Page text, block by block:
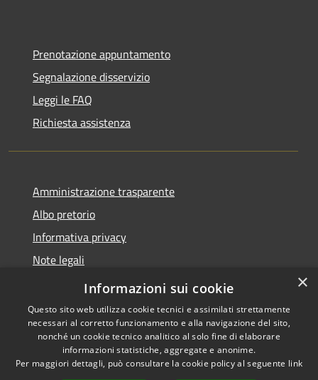
Prenotazione appuntamento
Segnalazione disservizio
Leggi le FAQ
Richiesta assistenza
Amministrazione trasparente
Albo pretorio
Informativa privacy
Note legali
Dichiarazione di accessibilità
Accessibilità
Copyright © 2026 • Comune di
Linarolo • Powered by
×
Informazioni sui cookie
Questo sito web utilizza cookie tecnici e assimilati strettamente
necessari al corretto funzionamento e alla navigazione del sito,
nonché un cookie tecnico analitico al solo fine di elaborare
informazioni statistiche, aggregate e anonime.
Per maggiori dettagli, può consultare la cookie policy al seguente link